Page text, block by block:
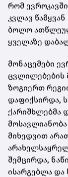
რომ
კვლავ
ბოლო
ყველაზე
მონაცემები
ცვლილებების
ზოგიერთ
დაფიქსირდა,
ქარიშხლებმა
მიხედვით
შემცირდა,
ისარგებლა და